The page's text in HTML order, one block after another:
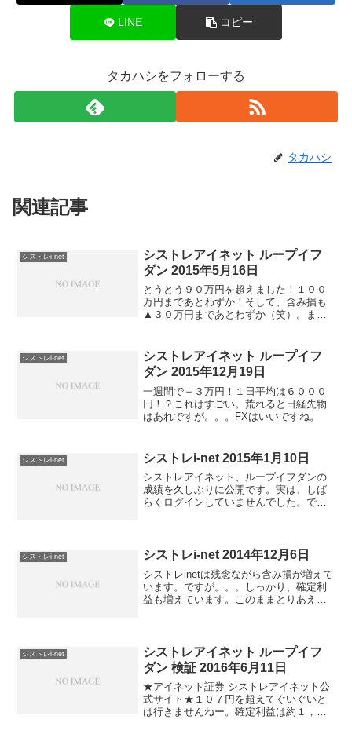
LINE コピー
タカハシをフォローする
タカハシ
関連記事
シストレi-net
シストレアイネット ループイフ
ダン 2015年5月16日
とうとう９０万円を超えました！１００
万円まであとわずか！そして、含み損も
▲３０万円まであとわずか（笑）。ま
ょう。また、来週が楽しみです！
シストレi-net
シストレアイネット ループイフ
ダン 2015年12月19日
一週間で＋３万円！１日平均は６０００
円！？これはすごい。荒れると日経先物
はあれですが。。。FXはいいですね。
シストレi-net シストレi-net 2015年1月10日
シストレアイネット、ループイフダンの
成績を久しぶりに公開です。実は、しば
らくログインしていませんでした。で、
２０日の状態がこちら。う...
シストレi-net シストレi-net 2014年12月6日
シストレinetは残念ながら含み損が増えて
います。ですが。。。しっかり、確定利
益も増えています。このままとりあえず
シストレi-net
シストレアイネット ループイフ
ダン 検証 2016年6月11日
★アイネット証券 シストレアイネット公
式サイト★１０７円を超えてぐいぐいと
は行きませんねー。確定利益は約１，３